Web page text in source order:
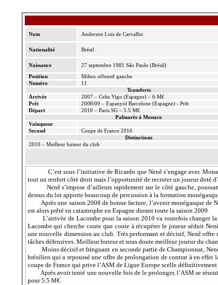
Nom Anderson Luis de Carvalho
Nationalité Brésil
Naissance 27 septembre 1981 São Paulo (Brésil)
Position
Milieu offensif gauche
Numéro
11
Transferts
Arrivée
2007 – Celta Vigo (Espagne) – 6 M€
Prêt
2008/09 – Espanyol Barcelone (Espagne) - Prêt
Départ
2010 – Paris SG – 5.5 M€
Palmarès à Monaco
Vainqueur
Second
Coupe de France 2010
Distinctions
2010 – Meilleur buteur du club
C’est sous l’initiative de Ricardo que Nenê s’engage avec
tout un renfort côté droit mais l’opportunité de recruter un joueur doté
Nenê s’impose d’ailleurs rapidement sur le côté gauche,
dessus du lot apporte beaucoup de percussion à la formation
Après une saison 2008 de bonne facture, l’avenir monégasque
est alors prêté en catastrophe en Espagne durant toute la saison 2009.
L’arrivée de Lacombe pour la saison 2010 va toutefois changer
Lacombe qui cherche coute que coute à récupérer le joueur séduit
une nouvelle dimension au club. Très performant et décisif, Nenê
tâches défensives. Meilleur buteur et sous doute meilleur joueur du
Moins décisif et fringuant en seconde partie de Championnat,
brésilien qui a repoussé une offre de prolongation de contrat à en
coupe de France qui prive l’ASM de Ligue Europe scelle définitivement
Après avoir tenté une nouvelle fois de le prolonger, l’ASM se
pour 5.5 M€.